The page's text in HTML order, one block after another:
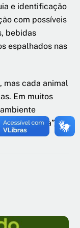
e identificação
com possíveis
bebidas
espalhados nas
mas cada animal
Em muitos
segura”,